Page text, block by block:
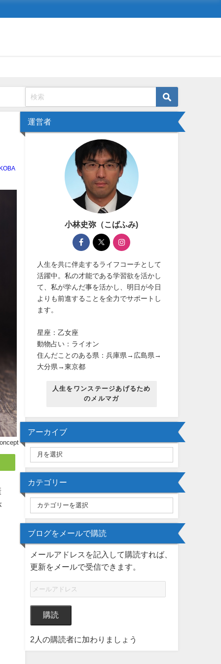
運営者
小林史弥（こばふみ)
人生を共に伴走するライフコーチとして
活躍中。私の才能である学習欲を活かし
て、私が学んだ事を活かし、明日が今日
よりも前進することを全力でサポートし
ます。
星座：乙女座
動物占い：ライオン
住んだことのある県：兵庫県→広島県→
大分県→東京都
人生をワンステージあげるため
のメルマガ
アーカイブ
カテゴリー
ブログをメールで購読
メールアドレスを記入して購読すれば、
更新をメールで受信できます。
購読
2人の購読者に加わりましょう